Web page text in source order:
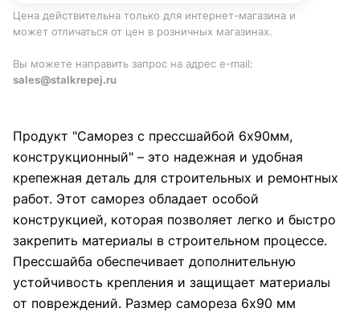
Цена действительна только для интернет-магазина и
может отличаться от цен в розничных магазинах.
Вы можете направить запрос на адрес e-mail:
sales@stalkrepej.ru
Продукт "Саморез с прессшайбой 6х90мм,
конструкционный" – это надежная и удобная
крепежная деталь для строительных и ремонтных
работ. Этот саморез обладает особой
конструкцией, которая позволяет легко и быстро
закрепить материалы в строительном процессе.
Прессшайба обеспечивает дополнительную
устойчивость крепления и защищает материалы
от повреждений. Размер самореза 6х90 мм